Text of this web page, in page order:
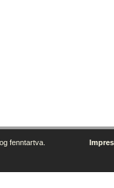
fenntartva.